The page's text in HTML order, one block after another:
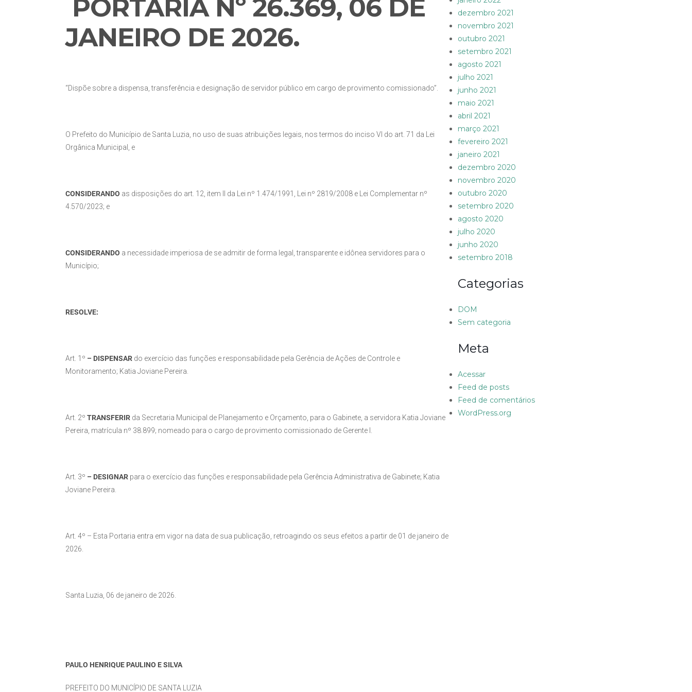
PORTARIA Nº 26.369, 06 DE
JANEIRO DE 2026.
“Dispõe sobre a dispensa, transferência e designação de servidor público em cargo de provimento comissionado”.
O Prefeito do Município de Santa Luzia, no uso de suas atribuições legais, nos termos do inciso VI do art. 71 da Lei
Orgânica Municipal, e
CONSIDERANDO as disposições do art. 12, item II da Lei nº 1.474/1991, Lei nº 2819/2008 e Lei Complementar nº
4.570/2023; e
CONSIDERANDO a necessidade imperiosa de se admitir de forma legal, transparente e idônea servidores para o
Município;
RESOLVE:
Art. 1º – DISPENSAR do exercício das funções e responsabilidade pela Gerência de Ações de Controle e
Monitoramento; Katia Joviane Pereira.
Art. 2º TRANSFERIR da Secretaria Municipal de Planejamento e Orçamento, para o Gabinete, a servidora Katia Joviane
Pereira, matrícula nº 38.899; nomeado para o cargo de provimento comissionado de Gerente I.
Art. 3º – DESIGNAR para o exercício das funções e responsabilidade pela Gerência Administrativa de Gabinete; Katia
Joviane Pereira.
Art. 4º – Esta Portaria entra em vigor na data de sua publicação, retroagindo os seus efeitos a partir de 01 de janeiro de
2026.
Santa Luzia, 06 de janeiro de 2026.
PAULO HENRIQUE PAULINO E SILVA
PREFEITO DO MUNICÍPIO DE SANTA LUZIA
dezembro 2021
novembro 2021
outubro 2021
setembro 2021
agosto 2021
julho 2021
junho 2021
maio 2021
abril 2021
março 2021
fevereiro 2021
janeiro 2021
dezembro 2020
novembro 2020
outubro 2020
setembro 2020
agosto 2020
julho 2020
junho 2020
setembro 2018
Categorias
DOM
Sem categoria
Meta
Acessar
Feed de posts
Feed de comentários
WordPress.org